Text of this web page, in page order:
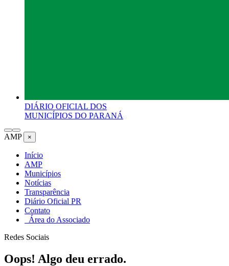
DIÁRIO OFICIAL DOS
MUNICÍPIOS DO PARANÁ
AMP ×
Início
AMP
Municípios
Notícias
Transparência
Diário Oficial PR
Contato
Área do Associado
Redes Sociais
Oops! Algo deu errado.